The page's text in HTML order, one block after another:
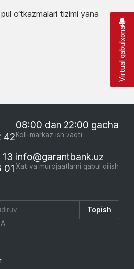
o‘tkazmalari tizimi yana
42
08:00 dan 22:00 gacha
Koll-markaz ish vaqti
01
info@garantbank.uz
Xat va murojaatlarni qabul qilish
Topish
Virtual qabulxona